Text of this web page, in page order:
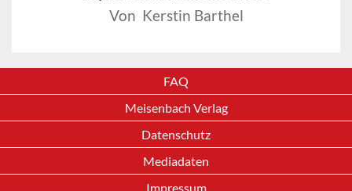
Von Kerstin Barthel
FAQ
Meisenbach Verlag
Datenschutz
Mediadaten
Impressum